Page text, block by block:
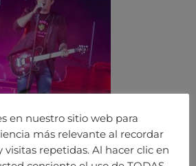
en nuestro sitio web para
más relevante al recordar
visitas repetidas. Al hacer clic en